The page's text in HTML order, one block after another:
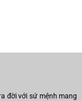
đời với sứ mệnh mang